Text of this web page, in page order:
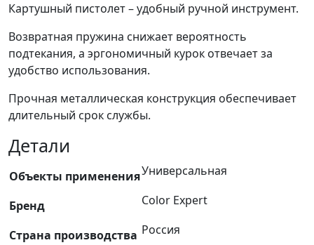
Картушный пистолет – удобный ручной инструмент.
Возвратная пружина снижает вероятность
подтекания, а эргономичный курок отвечает за
удобство использования.
Прочная металлическая конструкция обеспечивает
длительный срок службы.
Детали
Объекты примененияУниверсальная
Бренд Color Expert
Страна производства Россия